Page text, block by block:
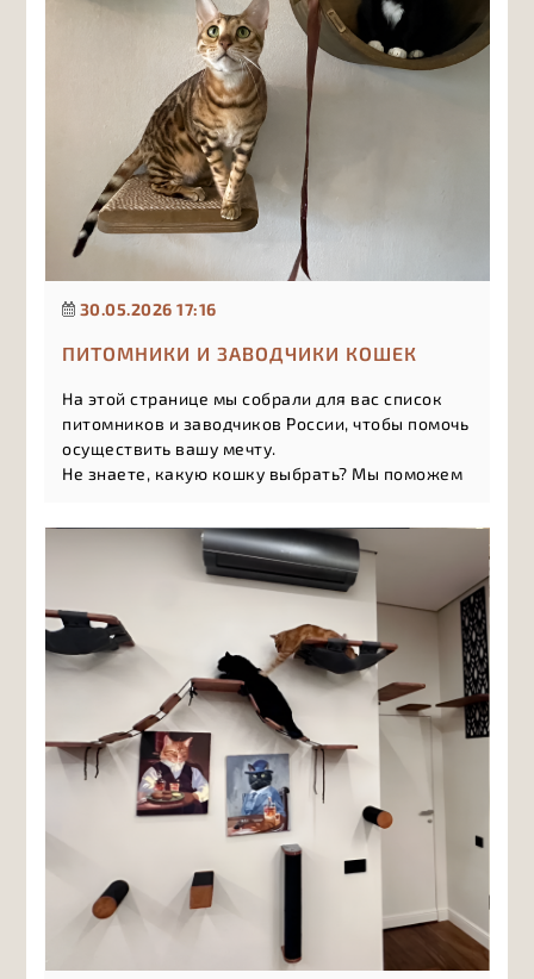
30.05.2026 17:16
ПИТОМНИКИ И ЗАВОДЧИКИ КОШЕК
На этой странице мы собрали для вас список
питомников и заводчиков России, чтобы помочь
осуществить вашу мечту.
Не знаете, какую кошку выбрать? Мы поможем
что подойдёт именно вам: активные и игривые
асковые компаньоны, независимые
ипоаллергенные кошки